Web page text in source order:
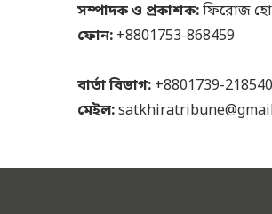
সম্পাদক ও প্রকাশক:ফিরোজ
ফোন: +8801753-868459
বার্তা বিভাগ: +8801739-218540
মেইল: